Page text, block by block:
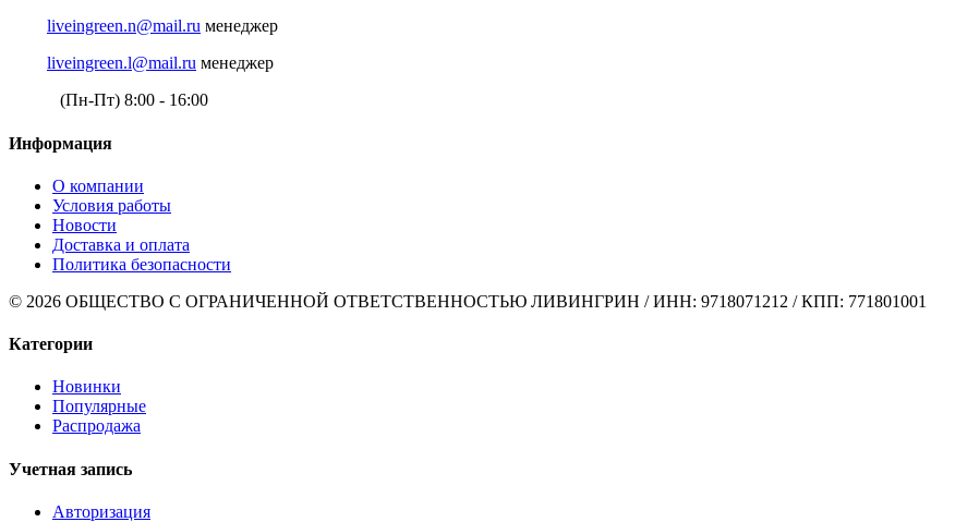
liveingreen.n@mail.ru менеджер
liveingreen.l@mail.ru менеджер
(Пн-Пт) 8:00 - 16:00
Информация
О компании
Условия работы
Новости
Доставка и оплата
Политика безопасности
© 2026 ОБЩЕСТВО С ОГРАНИЧЕННОЙ ОТВЕТСТВЕННОСТЬЮ ЛИВИНГРИН / ИНН: 9718071212 / КПП: 771801001
Категории
Новинки
Популярные
Распродажа
Учетная запись
Авторизация